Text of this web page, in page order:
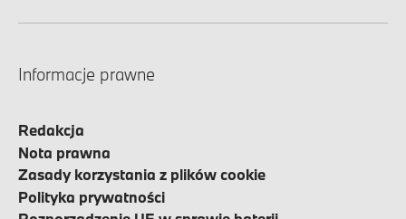
Informacje prawne
Redakcja
Nota prawna
Zasady korzystania z plików cookie
Polityka prywatności